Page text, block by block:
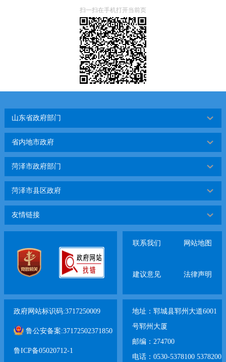
扫一扫在手机打开当前页
山东省政府部门
省内地市政府
菏泽市政府部门
菏泽市县区政府
友情链接
联系我们 网站地图
建议意见 法律声明
政府网站标识码:3717250009
鲁公安备案:37172502371850
鲁ICP备05020712-1
地址：郓城县郓州大道6001
号郓州大厦
邮编：274700
电话：0530-5378100 5378200